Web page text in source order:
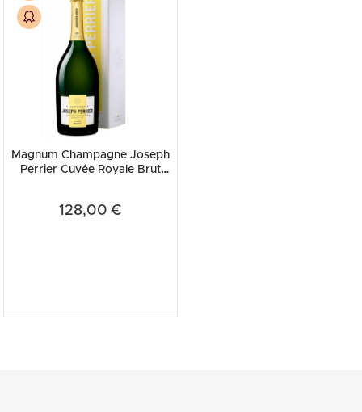
Magnum Champagne Joseph
Perrier Cuvée Royale Brut
128,00 €